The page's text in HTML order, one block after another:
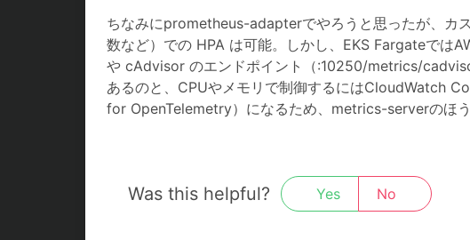
ちなみにprometheus-adapterでやろうと思ったが、カ
数など）での HPA は可能。しかし、EKS Fargateでは
や cAdvisor のエンドポイント（:10250/metrics/
あるのと、CPUやメモリで制御するにはCloudWatch
for OpenTelemetry）になるため、metrics-serverのほう
Was this helpful? Yes No